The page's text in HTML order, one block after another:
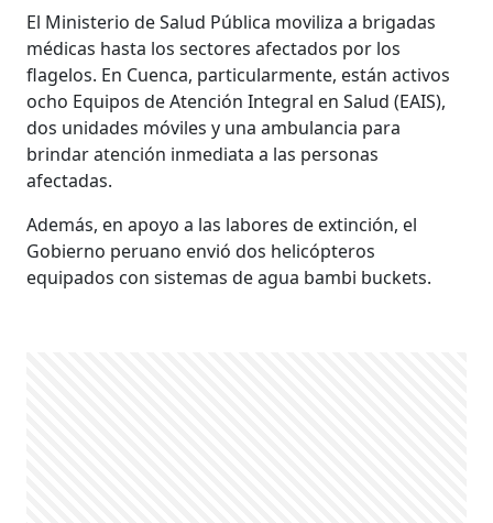
El Ministerio de Salud Pública moviliza a brigadas
médicas hasta los sectores afectados por los
flagelos. En Cuenca, particularmente, están activos
ocho Equipos de Atención Integral en Salud (EAIS),
dos unidades móviles y una ambulancia para
brindar atención inmediata a las personas
afectadas.
Además, en apoyo a las labores de extinción, el
Gobierno peruano envió dos helicópteros
equipados con sistemas de agua bambi buckets.